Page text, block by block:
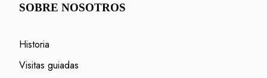
SOBRE NOSOTROS
Historia
Visitas guiadas